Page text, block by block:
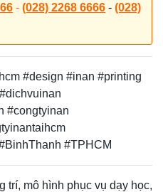
- (028) 2268 6666 - (028)
#design #inan #printing
#congtyinan
#TPHCM
trí, mô hình phục vụ dạy học,